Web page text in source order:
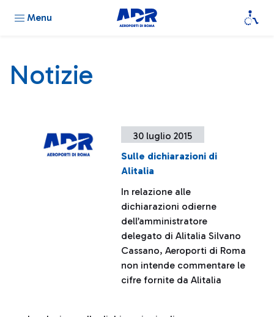
Menu
Notizie
30 luglio 2015
Sulle dichiarazioni di
Alitalia
In relazione alle
dichiarazioni odierne
dell’amministratore
delegato di Alitalia Silvano
Cassano, Aeroporti di Roma
non intende commentare le
cifre fornite da Alitalia